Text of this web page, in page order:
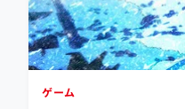
ゲーム